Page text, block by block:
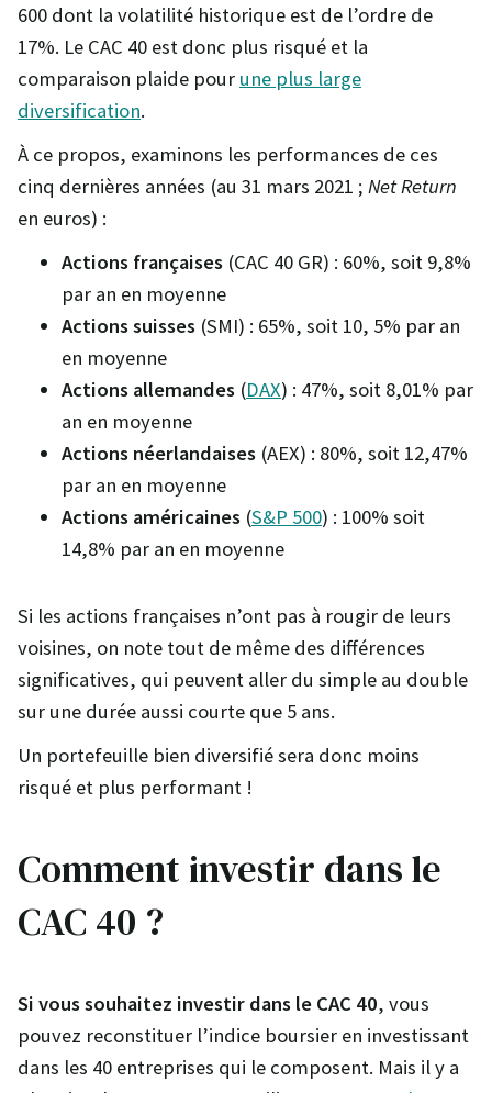
600 dont la volatilité historique est de l’ordre de
17%. Le CAC 40 est donc plus risqué et la
comparaison plaide pour une plus large
diversification.
À ce propos, examinons les performances de ces
cinq dernières années (au 31 mars 2021 ; Net Return
en euros) :
Actions françaises (CAC 40 GR) : 60%, soit 9,8%
par an en moyenne
Actions suisses (SMI) : 65%, soit 10, 5% par an
en moyenne
Actions allemandes (DAX) : 47%, soit 8,01% par
an en moyenne
Actions néerlandaises (AEX) : 80%, soit 12,47%
par an en moyenne
Actions américaines (S&P 500) : 100% soit
14,8% par an en moyenne
Si les actions françaises n’ont pas à rougir de leurs
voisines, on note tout de même des différences
significatives, qui peuvent aller du simple au double
sur une durée aussi courte que 5 ans.
Un portefeuille bien diversifié sera donc moins
risqué et plus performant !
Comment investir dans le
CAC 40 ?
Si vous souhaitez investir dans le CAC 40, vous
pouvez reconstituer l’indice boursier en investissant
dans les 40 entreprises qui le composent. Mais il y a